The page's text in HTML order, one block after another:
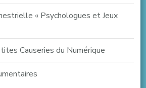
« Psychologues et Jeux
Causeries du Numérique